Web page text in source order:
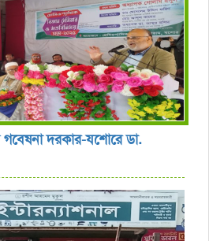
গবেষনা দরকার-যশোরে ডা.